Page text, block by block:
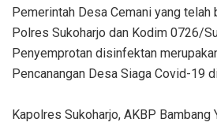
Pemerintah Desa Cemani yang telah
Polres Sukoharjo dan Kodim 0726/
Penyemprotan disinfektan
Pencanangan Desa Siaga Covid-19
Kapolres Sukoharjo, AKBP Bambang